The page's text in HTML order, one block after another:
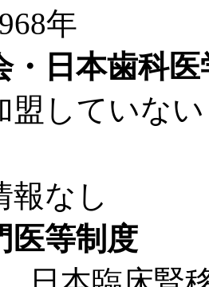
年
・日本歯科
ていない
し
医等制度